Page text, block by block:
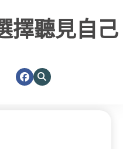
擇聽見自己